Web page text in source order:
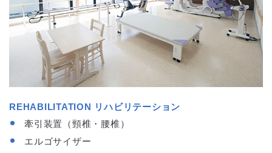
REHABILITATION リハビリテーション
牽引装置（頸椎・腰椎）
エルゴサイザー